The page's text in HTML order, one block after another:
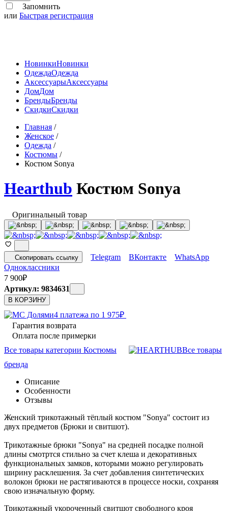
Запомнить
или Быстрая регистрация
НовинкиНовинки
ОдеждаОдежда
АксессуарыАксессуары
ДомДом
БрендыБренды
СкидкиСкидки
Главная /
Женское /
Одежда /
Костюмы /
Костюм Sonya
Hearthub Костюм Sonya
Оригинальный товар
Скопировать ссылку Telegram ВКонтакте
WhatsApp
Одноклассники
7 900₽
Артикул: 9834631
В КОРЗИНУ
4 платежа по 1 975₽
Гарантия возврата
Оплата после примерки
Все товары категории Костюмы
Все товары
бренда
Описание
Особенности
Отзывы
Женский трикотажный тёплый костюм "Sonya" состоит из
двух предметов (Брюки и свитшот).
Трикотажные брюки "Sonya" на средней посадке полной
длины смотртся стильно за счет клеша и декоративных
функциональных замков, которыми можно регулировать
ширину расклешения. За счет добавления синтетических
волокон брюки не растягиваются в процессе носки, сохраняя
свою изначальную форму.
Трикотажный укороченный свитшот свободного кроя